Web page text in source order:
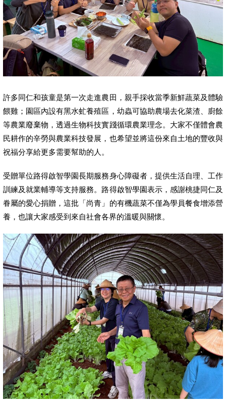
許多同仁和孩童是第一次走進農田，親手採收當季新鮮蔬菜及體驗
餵雞；園區內設有黑水虻養殖區，幼蟲可協助農場去化菜渣、廚餘
等農業廢棄物，透過生物科技實踐循環農業理念。大家不僅體會農
民耕作的辛勞與農業科技發展，也希望並將這份來自土地的豐收與
祝福分享給更多需要幫助的人。
受贈單位路得啟智學園長期服務身心障礙者，提供生活自理、工作
訓練及就業輔導等支持服務。路得啟智學園表示，感謝桃捷同仁及
眷屬的愛心捐贈，這批「尚青」的有機蔬菜不僅為學員餐食增添營
養，也讓大家感受到來自社會各界的溫暖與關懷。